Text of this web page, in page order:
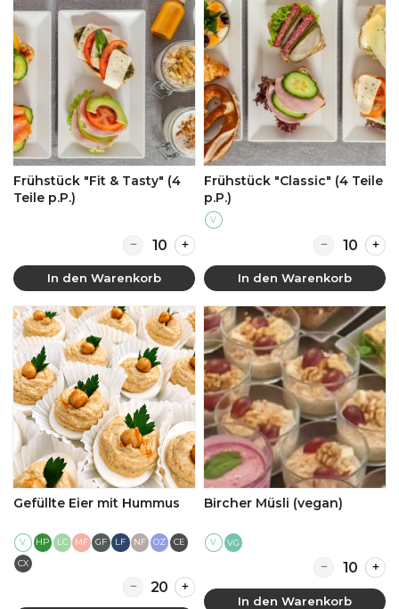
Frühstück "Fit & Tasty" (4
Teile p.P.)
Quantity for Frühstück "Fit & Tasty" (4 Teile
In den Warenkorb
Frühstück "Classic" (4 Teile
p.P.)
V
Quantity for
In den Warenkorb
Gefüllte Eier mit Hummus
V HP LC MF GF LF NF OZ CE
CX
Quantity for Gefüllte Eier mit Hummus
Bircher Müsli (vegan)
V VG
Quantity for
In den Warenkorb